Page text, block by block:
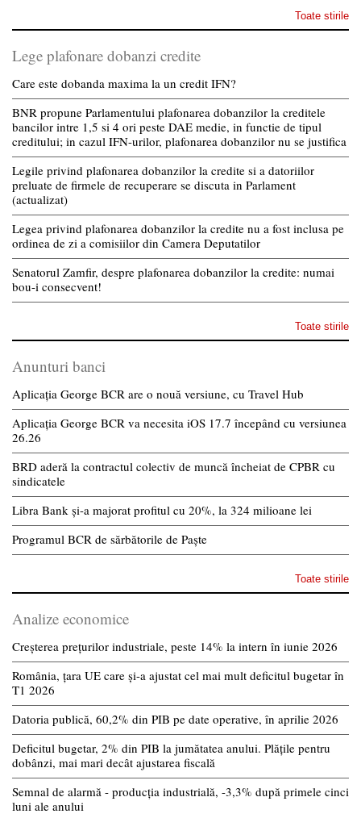
Toate stirile
Lege plafonare dobanzi credite
Care este dobanda maxima la un credit IFN?
BNR propune Parlamentului plafonarea dobanzilor la creditele
bancilor intre 1,5 si 4 ori peste DAE medie, in functie de tipul
creditului; in cazul IFN-urilor, plafonarea dobanzilor nu se justifica
Legile privind plafonarea dobanzilor la credite si a datoriilor
preluate de firmele de recuperare se discuta in Parlament
(actualizat)
Legea privind plafonarea dobanzilor la credite nu a fost inclusa pe
ordinea de zi a comisiilor din Camera Deputatilor
Senatorul Zamfir, despre plafonarea dobanzilor la credite: numai
bou-i consecvent!
Toate stirile
Anunturi banci
Aplicația George BCR are o nouă versiune, cu Travel Hub
Aplicația George BCR va necesita iOS 17.7 începând cu versiunea
26.26
BRD aderă la contractul colectiv de muncă încheiat de CPBR cu
sindicatele
Libra Bank și-a majorat profitul cu 20%, la 324 milioane lei
Programul BCR de sărbătorile de Paște
Toate stirile
Analize economice
Creșterea prețurilor industriale, peste 14% la intern în iunie 2026
România, țara UE care și-a ajustat cel mai mult deficitul bugetar în
T1 2026
Datoria publică, 60,2% din PIB pe date operative, în aprilie 2026
Deficitul bugetar, 2% din PIB la jumătatea anului. Plățile pentru
dobânzi, mai mari decât ajustarea fiscală
Semnal de alarmă - producția industrială, -3,3% după primele cinci
luni ale anului